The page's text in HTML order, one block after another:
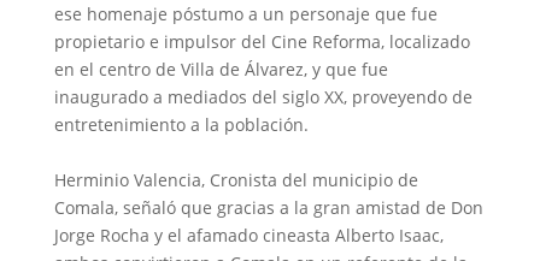
ese homenaje póstumo a un personaje que fue
propietario e impulsor del Cine Reforma, localizado
en el centro de Villa de Álvarez, y que fue
inaugurado a mediados del siglo XX, proveyendo de
entretenimiento a la población.
‎Herminio Valencia, Cronista del municipio de
Comala, señaló que gracias a la gran amistad de Don
Jorge Rocha y el afamado cineasta Alberto Isaac,